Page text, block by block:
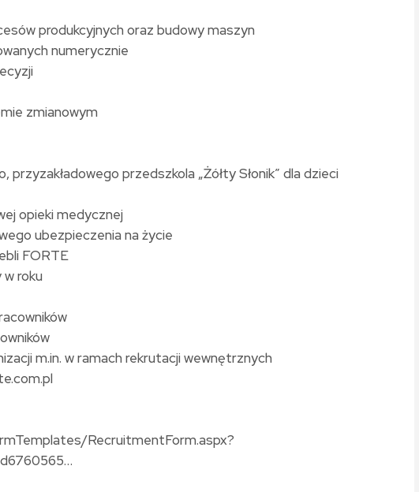
produkcyjnych oraz budowy maszyn
numerycznie
zmianowym
przedszkola „Żółty Słonik” dla dzieci
opieki medycznej
ubezpieczenia na życie
FORTE
roku
m.in. w ramach rekrutacji wewnętrznych
RecruitmentForm.aspx?